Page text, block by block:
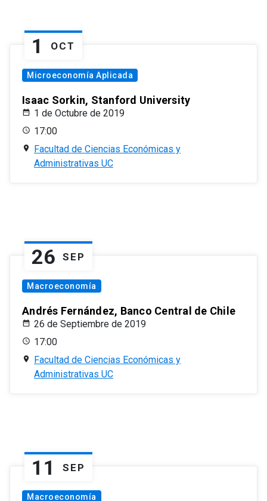
1 OCT
Microeconomía Aplicada
Isaac Sorkin, Stanford University
1 de Octubre de 2019
17:00
Facultad de Ciencias Económicas y
Administrativas UC
26 SEP
Macroeconomía
Andrés Fernández, Banco Central de Chile
26 de Septiembre de 2019
17:00
Facultad de Ciencias Económicas y
Administrativas UC
11 SEP
Macroeconomía